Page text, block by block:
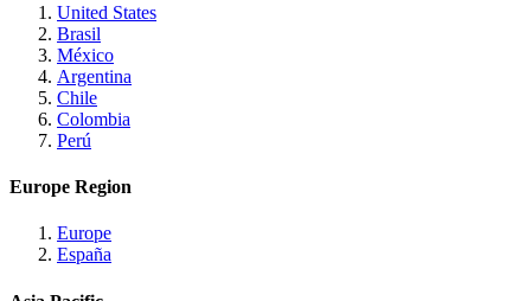
United States
Brasil
México
Argentina
Chile
Colombia
Perú
Europe Region
Europe
España